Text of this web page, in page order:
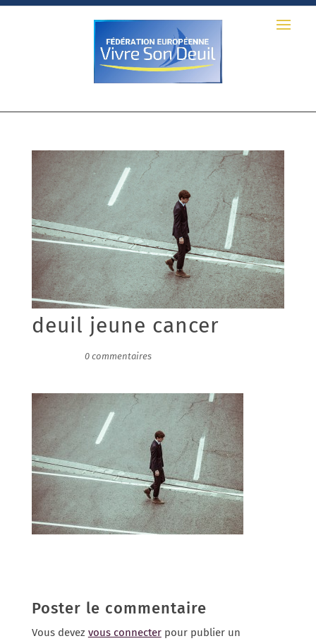
deuil jeune cancer
0 commentaires
Poster le commentaire
Vous devez vous connecterpour publier un